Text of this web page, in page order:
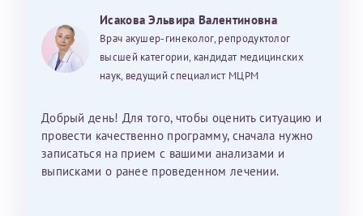
Исакова Эльвира Валентиновна
Врач акушер-гинеколог, репродуктолог
высшей категории, кандидат медицинских
наук, ведущий специалист МЦРМ
Добрый день! Для того, чтобы оценить ситуацию и
провести качественно программу, сначала нужно
записаться на прием с вашими анализами и
выписками о ранее проведенном лечении.